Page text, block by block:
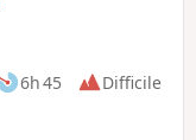
6h 45
Difficile